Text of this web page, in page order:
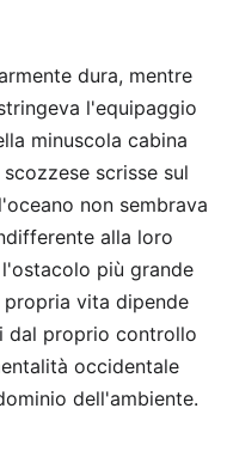
dura, mentre
l'equipaggio
minuscola cabina
scrisse sul
non sembrava
alla loro
più grande
propria vita dipende
dal proprio controllo
occidentale
dell'ambiente.